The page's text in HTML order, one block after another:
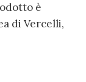
è
di Vercelli,